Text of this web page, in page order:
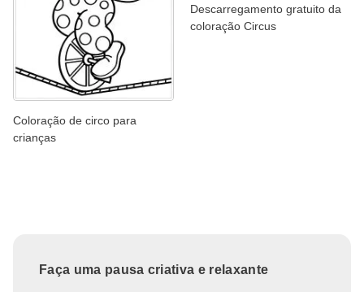
Coloração de circo para
crianças
Descarregamento gratuito da
coloração Circus
Faça uma pausa criativa e relaxante